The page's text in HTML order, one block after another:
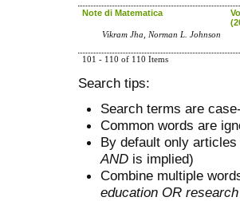
Note di Matematica
Vikram Jha, Norman L. Johnson
101 - 110 of 110 Items
Search tips:
Search terms are
Common words are
By default only
AND is implied)
Combine multiple
education OR research